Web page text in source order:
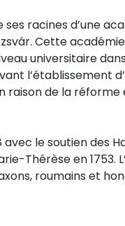
ses racines d’une
Cette
universitaire
l’établissement
raison de la réforme
le soutien des
Thérèse en 1753.
roumains et